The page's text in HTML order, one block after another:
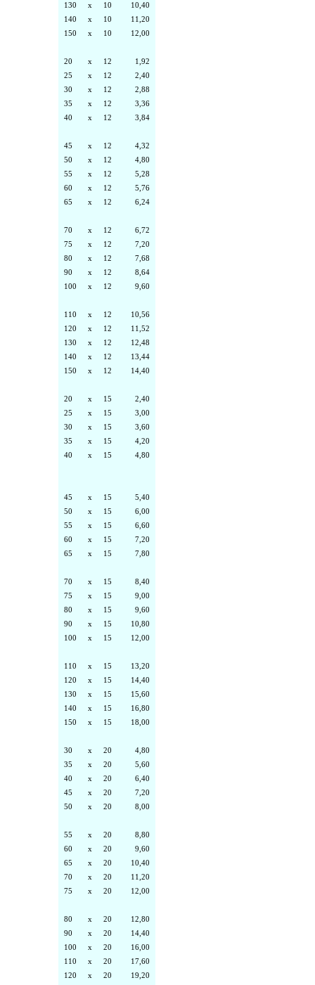
130 x 10
10,40
140
x 10
11,20
150
x 10 12,00
20 x 12
1,92
25
x 12
2,40
30
x 12
2,88
35
x 12
3,36
40
x 12 3,84
45 x 12
4,32
50
x 12
4,80
55
x 12
5,28
60
x 12
5,76
65
x 12 6,24
70 x 12
6,72
75
x 12
7,20
80
x 12
7,68
90
x 12
8,64
100
x 12 9,60
110 x 12
10,56
120
x 12
11,52
130
x 12
12,48
140
x 12
13,44
150
x 12 14,40
20 x 15
2,40
25
x 15
3,00
30
x 15
3,60
35
x 15
4,20
40
x 15 4,80
45 x 15
5,40
50
x 15
6,00
55
x 15
6,60
60
x 15
7,20
65
x 15 7,80
70 x 15
8,40
75
x 15
9,00
80
x 15
9,60
90
x 15
10,80
100
x 15 12,00
110 x 15
13,20
120
x 15
14,40
130
x 15
15,60
140
x 15
16,80
150
x 15 18,00
30 x 20
4,80
35
x 20
5,60
40
x 20
6,40
45
x 20
7,20
50
x 20 8,00
55 x 20
8,80
60
x 20
9,60
65
x 20
10,40
70
x 20
11,20
75
x 20 12,00
80 x 20
12,80
90
x 20
14,40
100
x 20
16,00
110
x 20
17,60
120
x 20 19,20